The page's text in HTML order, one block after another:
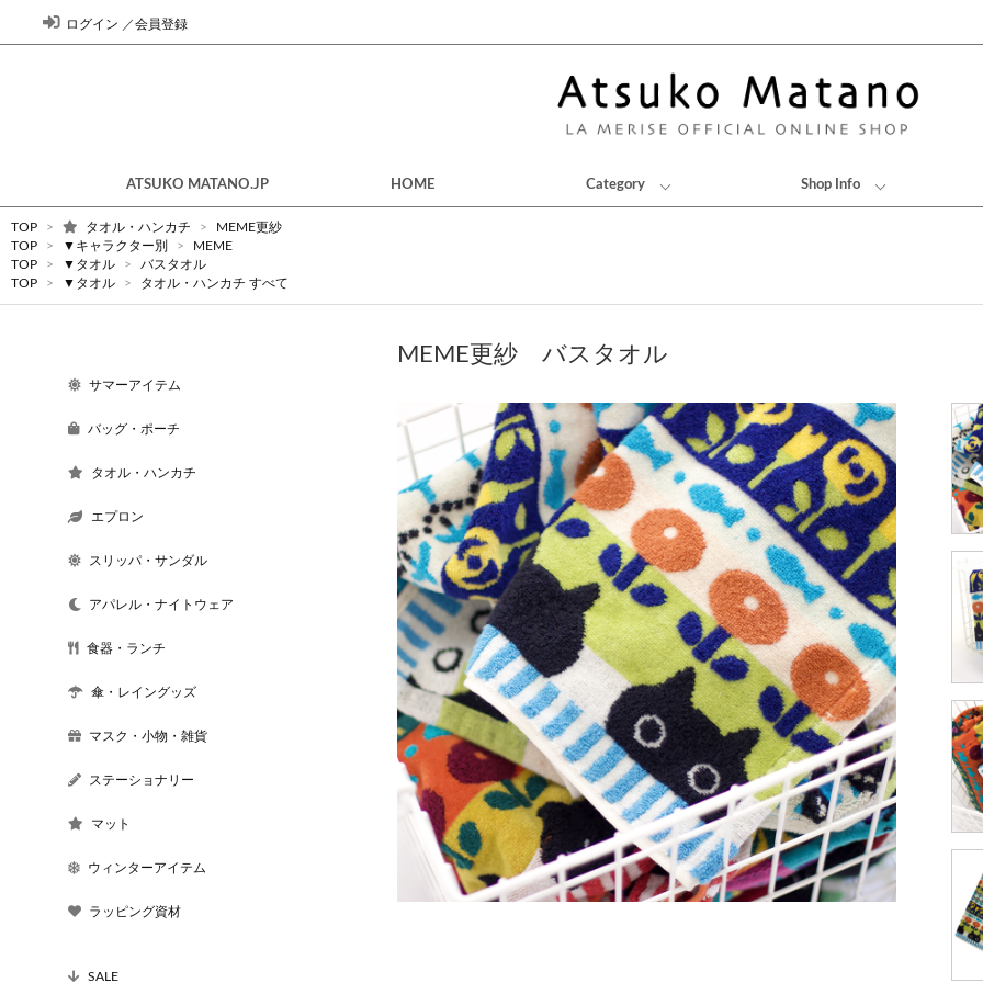
ログイン ／会員登録
ATSUKO MATANO.JP HOME Category Shop Info
TOP > タオル・ハンカチ >
MEME更紗
TOP
> ▼キャラクター別 >
MEME
TOP
> ▼タオル >
バスタオル
TOP
> ▼タオル > タオル・ハンカチ すべて
サマーアイテム
バッグ・ポーチ
タオル・ハンカチ
エプロン
スリッパ・サンダル
アパレル・ナイトウェア
食器・ランチ
傘・レイングッズ
マスク・小物・雑貨
ステーショナリー
マット
ウィンターアイテム
ラッピング資材
SALE
MEME更紗 バスタオル